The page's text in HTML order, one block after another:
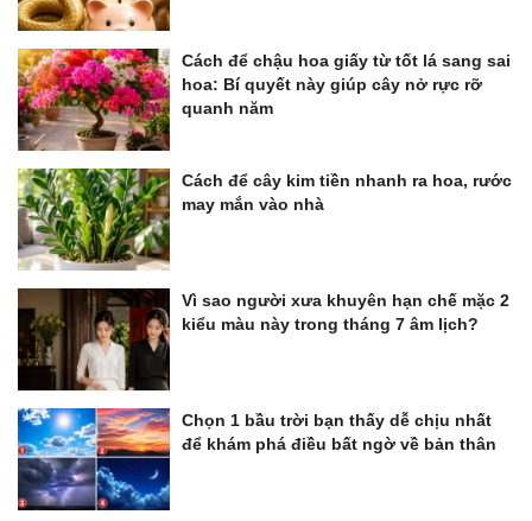
Cách để chậu hoa giấy từ tốt lá sang sai
hoa: Bí quyết này giúp cây nở rực rỡ
quanh năm
Cách để cây kim tiền nhanh ra hoa, rước
may mắn vào nhà
Vì sao người xưa khuyên hạn chế mặc 2
kiểu màu này trong tháng 7 âm lịch?
Chọn 1 bầu trời bạn thấy dễ chịu nhất
để khám phá điều bất ngờ về bản thân